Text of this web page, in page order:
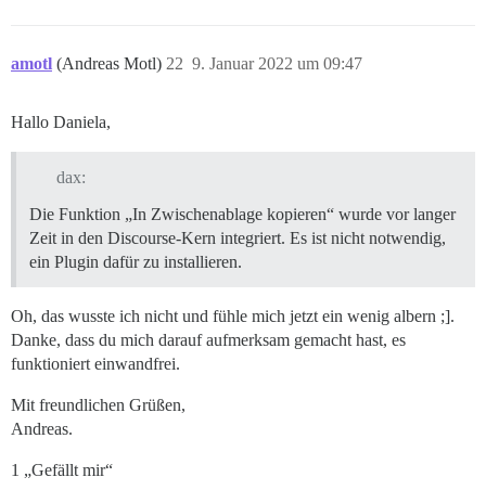
amotl (Andreas Motl) 9. Januar 2022 um 09:47
22
Hallo Daniela,
dax:
Die Funktion „In Zwischenablage kopieren“ wurde vor langer
Zeit in den Discourse-Kern integriert. Es ist nicht notwendig,
ein Plugin dafür zu installieren.
Oh, das wusste ich nicht und fühle mich jetzt ein wenig albern ;].
Danke, dass du mich darauf aufmerksam gemacht hast, es
funktioniert einwandfrei.
Mit freundlichen Grüßen,
Andreas.
1 „Gefällt mir“